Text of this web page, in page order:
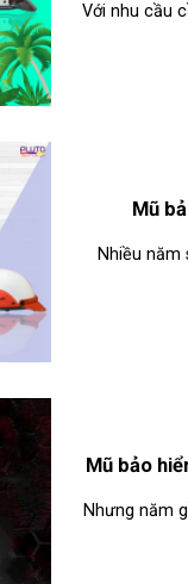
Với nhu cầu
Mũ
Nhiều
Mũ bảo
Nhưng năm